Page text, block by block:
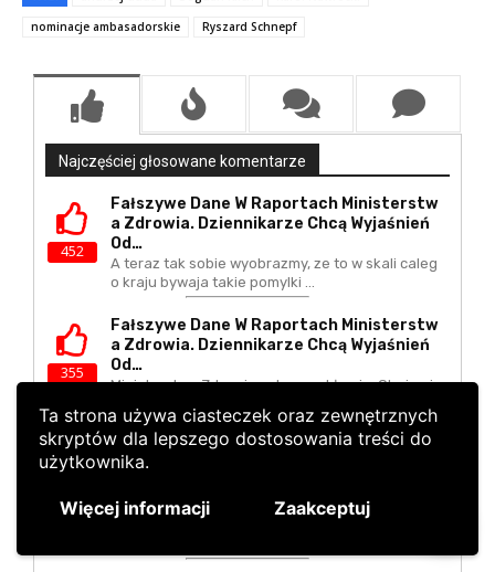
Ta strona używa ciasteczek oraz zewnętrznych
skryptów dla lepszego dostosowania treści do
użytkownika.
Więcej informacji Zaakceptuj